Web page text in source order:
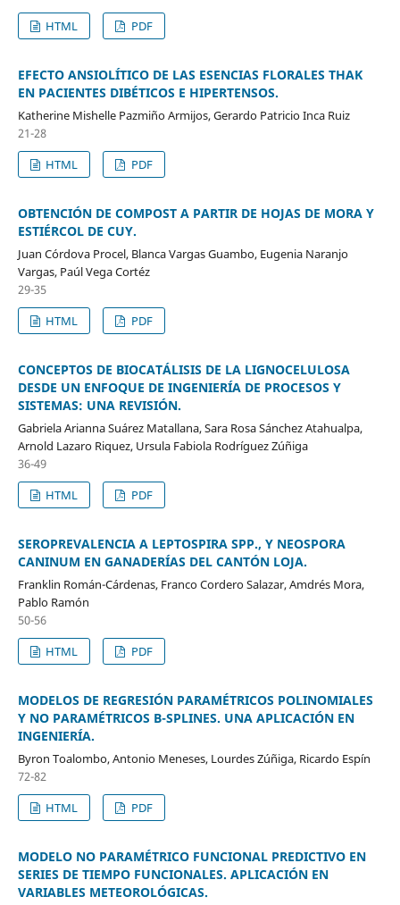
HTML
PDF
EFECTO ANSIOLÍTICO DE LAS ESENCIAS FLORALES THAK
EN PACIENTES DIBÉTICOS E HIPERTENSOS.
Katherine Mishelle Pazmiño Armijos, Gerardo Patricio Inca Ruiz
21-28
HTML
PDF
OBTENCIÓN DE COMPOST A PARTIR DE HOJAS DE MORA Y
ESTIÉRCOL DE CUY.
Juan Córdova Procel, Blanca Vargas Guambo, Eugenia Naranjo
Vargas, Paúl Vega Cortéz
29-35
HTML
PDF
CONCEPTOS DE BIOCATÁLISIS DE LA LIGNOCELULOSA
DESDE UN ENFOQUE DE INGENIERÍA DE PROCESOS Y
SISTEMAS: UNA REVISIÓN.
Gabriela Arianna Suárez Matallana, Sara Rosa Sánchez Atahualpa,
Arnold Lazaro Riquez, Ursula Fabiola Rodríguez Zúñiga
36-49
HTML
PDF
SEROPREVALENCIA A LEPTOSPIRA SPP., Y NEOSPORA
CANINUM EN GANADERÍAS DEL CANTÓN LOJA.
Franklin Román-Cárdenas, Franco Cordero Salazar, Amdrés Mora,
Pablo Ramón
50-56
HTML
PDF
MODELOS DE REGRESIÓN PARAMÉTRICOS POLINOMIALES
Y NO PARAMÉTRICOS B-SPLINES. UNA APLICACIÓN EN
INGENIERÍA.
Byron Toalombo, Antonio Meneses, Lourdes Zúñiga, Ricardo Espín
72-82
HTML
PDF
MODELO NO PARAMÉTRICO FUNCIONAL PREDICTIVO EN
SERIES DE TIEMPO FUNCIONALES. APLICACIÓN EN
VARIABLES METEOROLÓGICAS.